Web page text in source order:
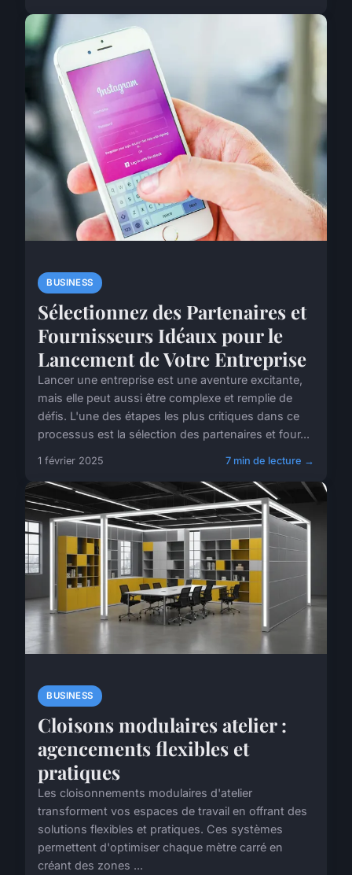
BUSINESS
Sélectionnez des Partenaires et
Fournisseurs Idéaux pour le
Lancement de Votre Entreprise
Lancer une entreprise est une aventure excitante,
mais elle peut aussi être complexe et remplie de
défis. L'une des étapes les plus critiques dans ce
processus est la sélection des partenaires et four...
1 février 2025 7 min de lecture →
BUSINESS
Cloisons modulaires atelier :
agencements flexibles et
pratiques
Les cloisonnements modulaires d'atelier
transforment vos espaces de travail en offrant des
solutions flexibles et pratiques. Ces systèmes
permettent d'optimiser chaque mètre carré en
créant des zones ...